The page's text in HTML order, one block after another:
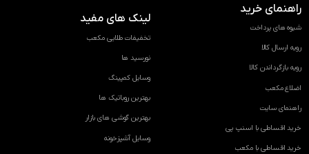
راهنمای خرید
شیوه های پرداخت
رویه ارسال کالا
رویه بازگرداندن کالا
اضلاع مکعب
راهنمای سایت
خرید اقساطی با اسنپ پی
خرید اقساطی با مکعب
لینک های مفید
تخفیفات طلایی مکعب
نورسید ها
وسایل کمپینگ
بهترین روباتیک ها
بهترین گوشی های بازار
وسایل آشپزخونه